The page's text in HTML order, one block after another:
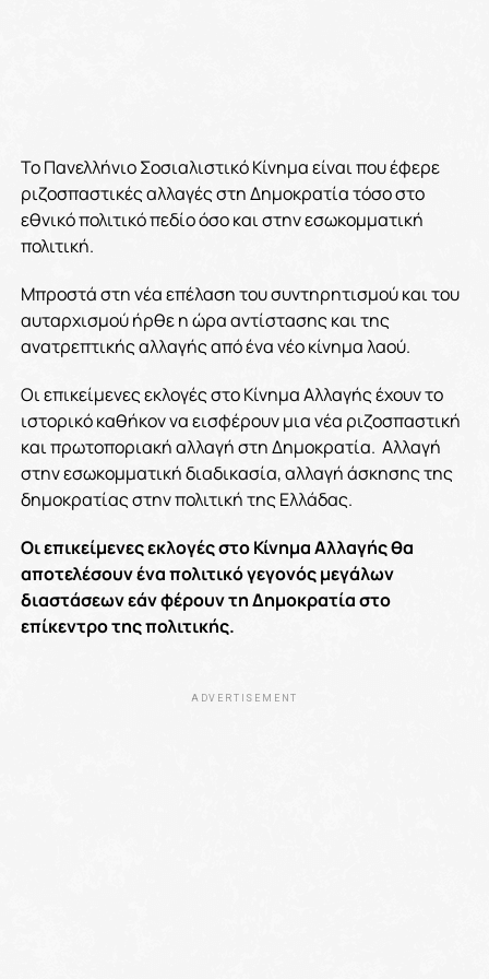
Το Πανελλήνιο Σοσιαλιστικό Κίνημα είναι που έφερε
ριζοσπαστικές αλλαγές στη Δημοκρατία τόσο στο
εθνικό πολιτικό πεδίο όσο και στην εσωκομματική
πολιτική.
Μπροστά στη νέα επέλαση του συντηρητισμού και του
αυταρχισμού ήρθε η ώρα αντίστασης και της
ανατρεπτικής αλλαγής από ένα νέο κίνημα λαού.
Οι επικείμενες εκλογές στο Κίνημα Αλλαγής έχουν το
ιστορικό καθήκον να εισφέρουν μια νέα ριζοσπαστική
και πρωτοποριακή αλλαγή στη Δημοκρατία. Αλλαγή
στην εσωκομματική διαδικασία, αλλαγή άσκησης της
δημοκρατίας στην πολιτική της Ελλάδας.
Οι επικείμενες εκλογές στο Κίνημα Αλλαγής θα
αποτελέσουν ένα πολιτικό γεγονός μεγάλων
διαστάσεων εάν φέρουν τη Δημοκρατία στο
επίκεντρο της πολιτικής.
ADVERTISEMENT